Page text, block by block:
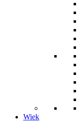
Wiek